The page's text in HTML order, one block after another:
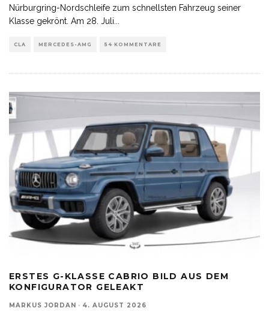
Nürburgring-Nordschleife zum schnellsten Fahrzeug seiner
Klasse gekrönt. Am 28. Juli
CLA MERCEDES-AMG 54 KOMMENTARE
ERSTES G-KLASSE CABRIO BILD AUS DEM
KONFIGURATOR GELEAKT
MARKUS JORDAN · 4. AUGUST 2026